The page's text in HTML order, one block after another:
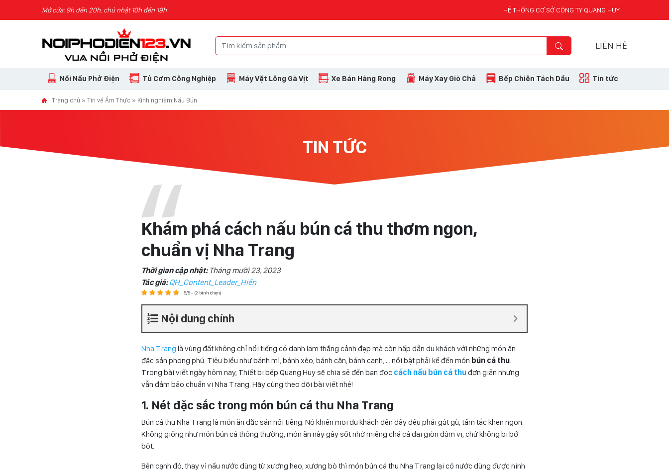
Skip to contentMở cửa: 9h đến 20h, chủ nhật 10h đến 19h HỆ THỐNG CƠ SỞ CÔNG TY QUANG HUY
LIÊN HỆ
Nồi Nấu Phở Điện Tủ Cơm Công Nghiệp Máy Vặt Lông Gà Vịt Xe Bán Hàng Rong Máy Xay Giò Chả Bếp Chiên Tách Dầu Tin tức
Trang chủ » Tin về Ẩm Thực » Kinh nghiệm Nấu Bún
TIN TỨC
Khám phá cách nấu bún cá thu thơm ngon,
chuẩn vị Nha Trang
Thời gian cập nhật: Tháng mười 23, 2023
Tác giả:QH_Content_Leader_Hiền
5/5 - (2 bình chọn)
Nội dung chính
Nha Trang là vùng đất không chỉ nổi tiếng có danh lam thắng cảnh đẹp mà còn hấp dẫn du khách với những món ăn
đặc sản phong phú. Tiêu biểu như bánh mì, bánh xèo, bánh căn, bánh canh,…. nổi bật phải kể đến món bún cá thu
Trong bài viết ngày hôm nay, Thiết bị bếp Quang Huy sẽ chia sẻ đến bạn đọc cách nấu bún cá thuđơn giản nhưng
vẫn đảm bảo chuẩn vị Nha Trang. Hãy cùng theo dõi bài viết nhé!
1. Nét đặc sắc trong món bún cá thu Nha Trang
Bún cá thu Nha Trang là món ăn đặc sản nổi tiếng. Nó khiến mọi du khách đến đây đều phải gật gù, tấm tắc khen ngon.
Không giống như món bún cá thông thường, món ăn này gây sốt nhờ miếng chả cá dai giòn đậm vị, chứ không bị bở
bột.
Bên cạnh đó, thay vì nấu nước dùng từ xương heo, xương bò thì món bún cá thu Nha Trang lại có nước dùng được ninh